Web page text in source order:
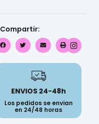
Compartir:
ENVIOS 24-48h
Los pedidos se envian
en 24/48 horas